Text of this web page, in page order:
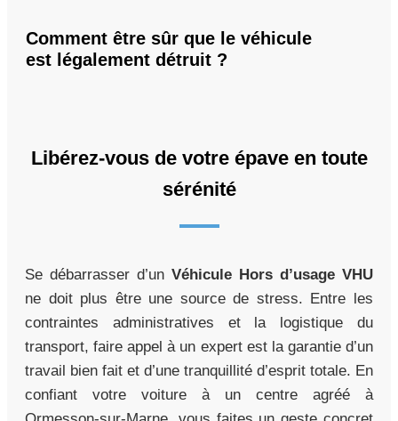
Comment être sûr que le véhicule
est légalement détruit ?
Libérez-vous de votre épave en toute
sérénité
Se débarrasser d’un Véhicule Hors d’usage VHU
ne doit plus être une source de stress. Entre les
contraintes administratives et la logistique du
transport, faire appel à un expert est la garantie d’un
travail bien fait et d’une tranquillité d’esprit totale. En
confiant votre voiture à un centre agréé à